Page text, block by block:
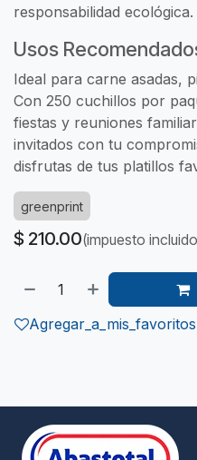
responsabilidad ecológica.
Usos
Ideal para carne asadas,
Con 250 cuchillos por
fiestas y reuniones
invitados con tu
disfrutas de tus platillos
greenprint
$ 210.00(impuesto
Agregar_a_mis_favoritos